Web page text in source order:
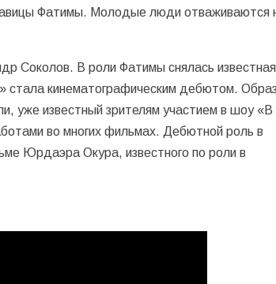
Фатимы. Молодые люди отваживаются
Соколов. В роли Фатимы снялась известная
стала кинематографическим дебютом. Образ
уже известный зрителям участием в шоу «В
во многих фильмах. Дебютной роль в
Юрдаэра Окура, известного по роли в